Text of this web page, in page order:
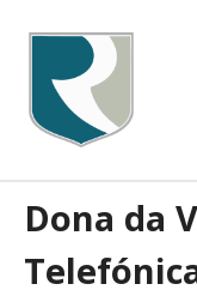
Dona da